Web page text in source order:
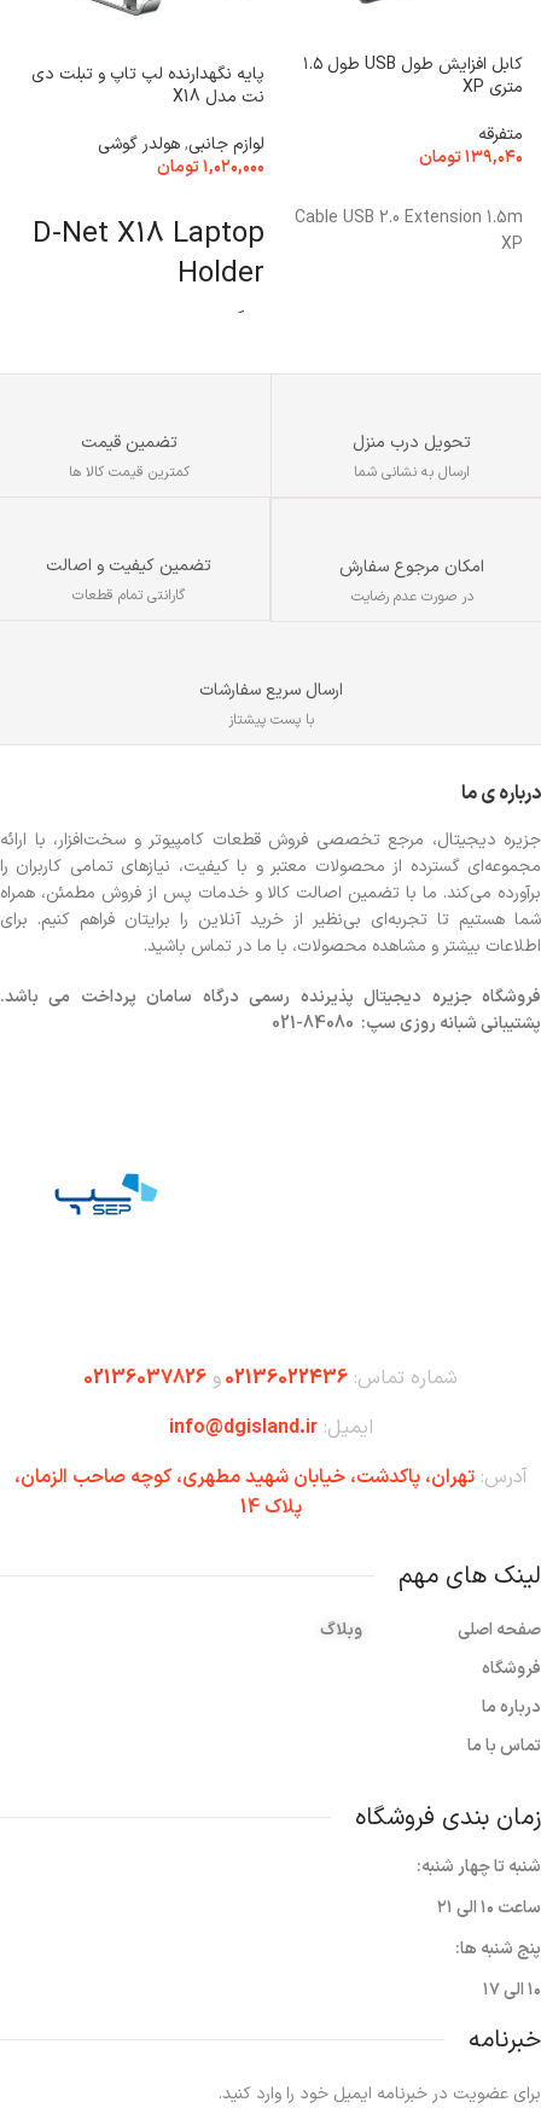
کابل افزایش طول USB طول ۱.۵
متری XP
متفرقه
۱۳۹,۰۴۰تومان
Cable USB 2.0 Extension 1.5m
XP
پایه نگهدارنده لپ تاپ و تبلت دی
نت مدل X18
لوازم جانبی,هولدر گوشی
۱,۰۲۰,۰۰۰تومان
D-Net X18 Laptop
Holder
رنگ:طوسی
تحویل درب منزل
ارسال به نشانی شما
تضمین قیمت
کمترین قیمت کالا ها
امکان مرجوع سفارش
در صورت عدم رضایت
تضمین کیفیت و اصالت
گارانتی تمام قطعات
ارسال سریع سفارشات
با پست پیشتاز
درباره ی ما
جزیره دیجیتال، مرجع تخصصی فروش قطعات کامپیوتر و سخت‌افزار، با ارائه
مجموعه‌ای گسترده از محصولات معتبر و با کیفیت، نیازهای تمامی کاربران را
برآورده می‌کند. ما با تضمین اصالت کالا و خدمات پس از فروش مطمئن، همراه
شما هستیم تا تجربه‌ای بی‌نظیر از خرید آنلاین را برایتان فراهم کنیم. برای
اطلاعات بیشتر و مشاهده محصولات، با ما در تماس باشید.
فروشگاهجزیره دیجیتال پذیرنده رسمی درگاه سامان پرداخت می باشد.
پشتیبانی شبانه روزی سپ: 84080-021
شماره تماس: 02136022436و 02136037826
ایمیل:info@dgisland.ir
آدرس:تهران،‌ پاکدشت، خیابان شهید مطهری، کوچه صاحب الزمان،
پلاک 14
لینک های مهم
صفحه اصلی
فروشگاه
درباره ما
تماس با ما
وبلاگ
زمان بندی فروشگاه
شنبه تا چهار شنبه:
ساعت ۱۰ الی ۲۱
پنج شنبه ها:
۱۰ الی ۱۷
خبرنامه
برای عضویت در خبرنامه ایمیل خود را وارد کنید.